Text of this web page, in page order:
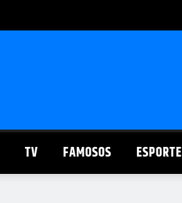
TV FAMOSOS ESPORTE